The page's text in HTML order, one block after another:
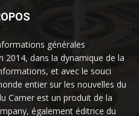
générales
2014, dans la dynamique de la
et avec le souci
entier sur les nouvelles du
Camer est un produit de la
également éditrice du